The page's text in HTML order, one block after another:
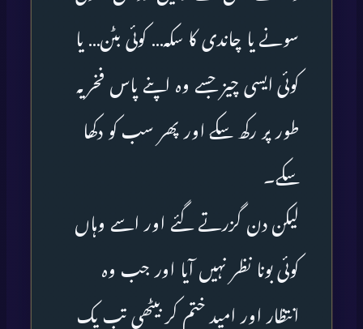
سونے یا چاندی کا سکہ… کوئی بٹن… یا
کوئی ایسی چیز جسے وہ اپنے پاس فخریہ
طور پر رکھ سکے اور پھر سب کو دکھا
سکے۔
لیکن دن گزرتے گئے اور اسے وہاں
کوئی بونا نظر نہیں آیا اور جب وہ
انتظار اور امید ختم کر بیٹھی تب یک